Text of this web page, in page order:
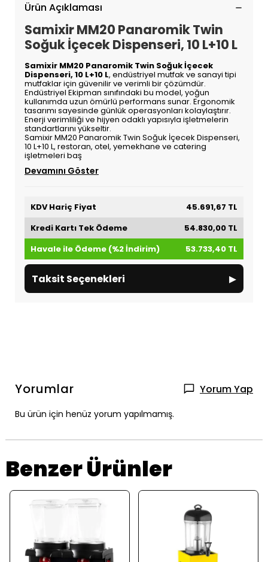
Ürün Açıklaması
Samixir MM20 Panaromik Twin
Soğuk İçecek Dispenseri, 10 L+10 L
Samixir MM20 Panaromik Twin Soğuk İçecek
Dispenseri, 10 L+10 L, endüstriyel mutfak ve sanayi tipi
mutfaklar için güvenilir ve verimli bir çözümdür.
Endüstriyel Ekipman sınıfındaki bu model, yoğun
kullanımda uzun ömürlü performans sunar. Ergonomik
tasarımı sayesinde günlük operasyonları kolaylaştırır.
Enerji verimliliği ve hijyen odaklı yapısıyla işletmelerin
standartlarını yükseltir.
Samixir MM20 Panaromik Twin Soğuk İçecek Dispenseri,
10 L+10 L, restoran, otel, yemekhane ve catering
işletmeleri baş
Devamını Göster
KDV Hariç Fiyat
45.691,67 TL
Kredi Kartı Tek Ödeme
54.830,00 TL
Havale ile Ödeme (%2 İndirim)
53.733,40 TL
Taksit Seçenekleri ▸
Yorumlar Yorum Yap
Bu ürün için henüz yorum yapılmamış.
Benzer Ürünler